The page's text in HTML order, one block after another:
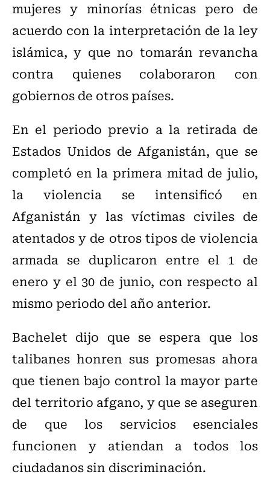
mujeres y minorías étnicas pero de
acuerdo con la interpretación de la ley
islámica, y que no tomarán revancha
contra quienes colaboraron con
gobiernos de otros países.
En el periodo previo a la retirada de
Estados Unidos de Afganistán, que se
completó en la primera mitad de julio,
la violencia se intensificó en
Afganistán y las víctimas civiles de
atentados y de otros tipos de violencia
armada se duplicaron entre el 1 de
enero y el 30 de junio, con respecto al
mismo periodo del año anterior.
Bachelet dijo que se espera que los
talibanes honren sus promesas ahora
que tienen bajo control la mayor parte
del territorio afgano, y que se aseguren
de que los servicios esenciales
funcionen y atiendan a todos los
ciudadanos sin discriminación.